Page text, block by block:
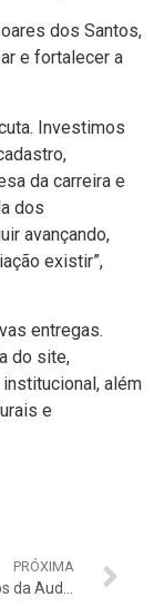
dos Santos,
e fortalecer a
Investimos
da carreira e
dos
avançando,
existir”,
entregas.
do site,
além
e
PRÓXIMA